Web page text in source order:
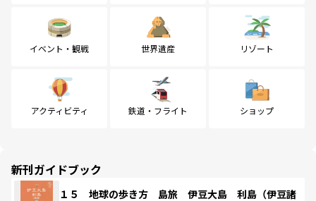
イベント・観戦 世界遺産 リゾート
アクティビティ 鉄道・フライト ショップ
新刊ガイドブック
１５ 地球の歩き方 島旅 伊豆大島 利島（伊豆諸